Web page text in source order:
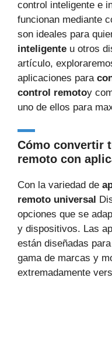
control inteligente e
funcionan mediante
son ideales para
inteligente u otros
artículo,
aplicaciones para
control remotoy
uno de ellos para
Cómo convertir
remoto con
Con la variedad de
remoto universal
opciones que se
y dispositivos. Las
están diseñadas
gama de marcas y
extremadamente